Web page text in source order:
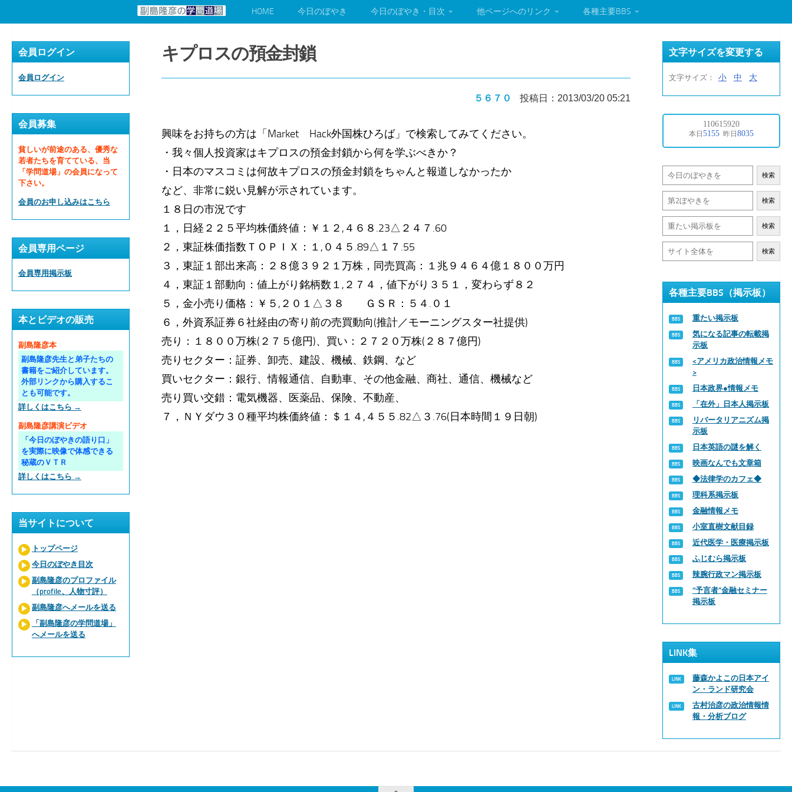
HOME 今日のぼやき 今日のぼやき・目次 他ページへのリンク 各種主要BBS
キプロスの預金封鎖
５６７０ 投稿日：2013/03/20 05:21
興味をお持ちの方は「Market Hack外国株ひろば」で検索してみてください。
・我々個人投資家はキプロスの預金封鎖から何を学ぶべきか？
・日本のマスコミは何故キプロスの預金封鎖をちゃんと報道しなかったか
など、非常に鋭い見解が示されています。
１８日の市況です
１，日経２２５平均株価終値：￥１２,４６８.23△２４７.60
２，東証株価指数ＴＯＰＩＸ：１,０４５.89△１７.55
３，東証１部出来高：２８億３９２１万株，同売買高：１兆９４６４億１８００万円
４，東証１部動向：値上がり銘柄数１,２７４，値下がり３５１，変わらず８２
５，金小売り価格：￥５,２０１△３８ ＧＳＲ：５４.０１
６，外資系証券６社経由の寄り前の売買動向(推計／モーニングスター社提供)
売り：１８００万株(２７５億円)、買い：２７２０万株(２８７億円)
売りセクター：証券、卸売、建設、機械、鉄鋼、など
買いセクター：銀行、情報通信、自動車、その他金融、商社、通信、機械など
売り買い交錯：電気機器、医薬品、保険、不動産、
７，ＮＹダウ３０種平均株価終値：＄１４,４５５.82△３.76(日本時間１９日朝)
会員ログイン
会員ログイン
会員募集
貧しいが前途のある、優秀な
若者たちを育てている、当
「学問道場」の会員になって
下さい。
会員のお申し込みはこちら
会員専用ページ
会員専用掲示板
本とビデオの販売
副島隆彦本
副島隆彦先生と弟子たちの
書籍をご紹介しています。
外部リンクから購入するこ
とも可能です。
詳しくはこちら →
副島隆彦講演ビデオ
「今日のぼやきの語り口」
を実際に映像で体感できる
秘蔵のＶＴＲ
詳しくはこちら →
当サイトについて
トップページ
今日のぼやき目次
副島隆彦のプロファイル
（profile、人物寸評）
副島隆彦へメールを送る
「副島隆彦の学問道場」
へメールを送る
文字サイズを変更する
文字サイズ： 小 中 大
検索
検索
検索
検索
各種主要BBS（掲示板）
重たい掲示板
気になる記事の転載掲
示板
<アメリカ政治情報メモ
>
日本政界●情報メモ
「在外」日本人掲示板
リバータリアニズム掲
示板
日本英語の謎を解く
映画なんでも文章箱
◆法律学のカフェ◆
理科系掲示板
金融情報メモ
小室直樹文献目録
近代医学・医療掲示板
ふじむら掲示板
辣腕行政マン掲示板
“予言者”金融セミナー
掲示板
LINK集
藤森かよこの日本アイ
ン・ランド研究会
古村治彦の政治情報情
報・分析ブログ